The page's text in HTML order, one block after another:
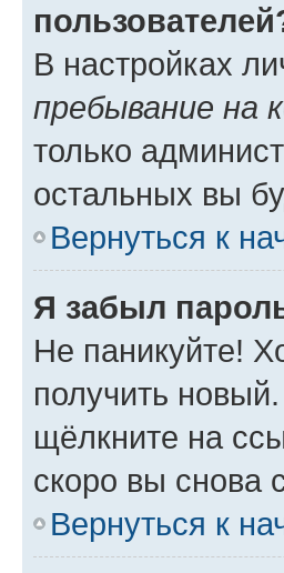
В настройках
пребывание на
только
остальных вы
Вернуться к
Я забыл
Не паникуйте!
получить
щёлкните на
скоро вы снова
Вернуться к